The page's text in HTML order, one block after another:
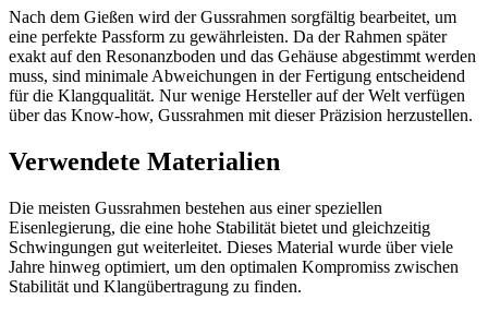
Nach dem Gießen wird der Gussrahmen sorgfältig bearbeitet, um
eine perfekte Passform zu gewährleisten. Da der Rahmen später
exakt auf den Resonanzboden und das Gehäuse abgestimmt werden
muss, sind minimale Abweichungen in der Fertigung entscheidend
für die Klangqualität. Nur wenige Hersteller auf der Welt verfügen
über das Know-how, Gussrahmen mit dieser Präzision herzustellen.
Verwendete Materialien
Die meisten Gussrahmen bestehen aus einer speziellen
Eisenlegierung, die eine hohe Stabilität bietet und gleichzeitig
Schwingungen gut weiterleitet. Dieses Material wurde über viele
Jahre hinweg optimiert, um den optimalen Kompromiss zwischen
Stabilität und Klangübertragung zu finden.